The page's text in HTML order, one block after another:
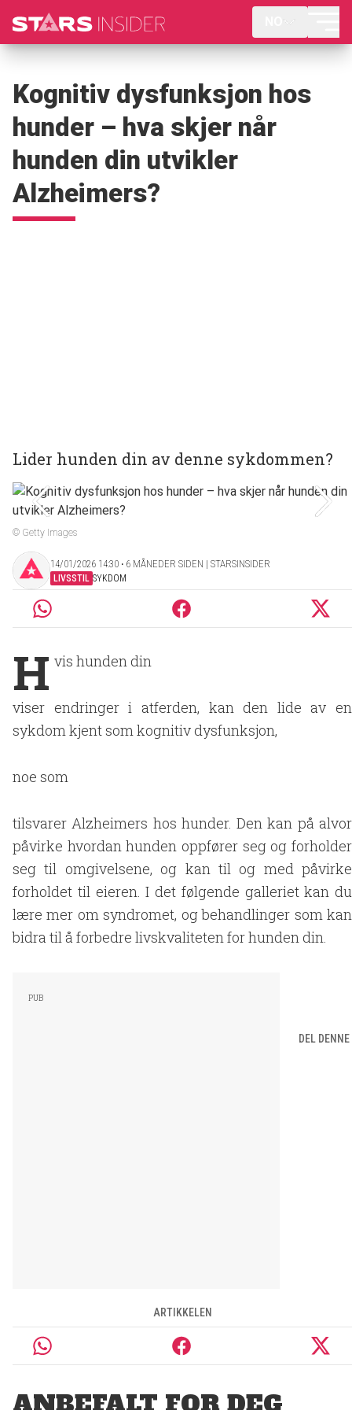
Kognitiv dysfunksjon hos
hunder – hva skjer når
hunden din utvikler
Alzheimers?
Lider hunden din av denne sykdommen?
© Getty Images
14/01/2026 14:30 ‧ 6 MÅNEDER SIDEN | STARSINSIDER
LIVSSTIL SYKDOM
H vis hunden din
viser endringer i atferden, kan den lide av en
sykdom kjent som kognitiv dysfunksjon,
noe som
tilsvarer Alzheimers hos hunder. Den kan på alvor
påvirke hvordan hunden oppfører seg og forholder
seg til omgivelsene, og kan til og med påvirke
forholdet til eieren. I det følgende galleriet kan du
lære mer om syndromet, og behandlinger som kan
bidra til å forbedre livskvaliteten for hunden din.
DEL DENNE
ARTIKKELEN